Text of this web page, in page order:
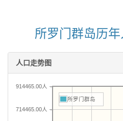
所罗门群岛历
人口走势图
714465.00人
914465.00人
所罗门群岛